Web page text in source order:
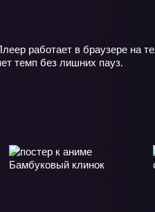
работает в браузере на
темп без лишних пауз.